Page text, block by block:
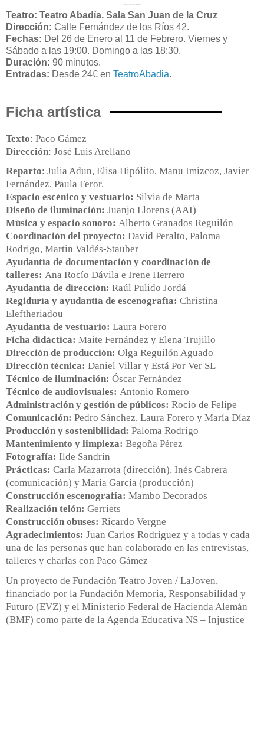
------
Teatro: Teatro Abadía. Sala San Juan de la Cruz
Dirección: Calle Fernández de los Ríos 42.
Fechas: Del 26 de Enero al 11 de Febrero. Viernes y
Sábado a las 19:00. Domingo a las 18:30.
Duración: 90 minutos.
Entradas: Desde 24€ en TeatroAbadia.
Ficha artística
Texto: Paco Gámez
Dirección: José Luis Arellano
Reparto: Julia Adun, Elisa Hipólito, Manu Imizcoz, Javier
Fernández, Paula Feror.
Espacio escénico y vestuario: Silvia de Marta
Diseño de iluminación: Juanjo Llorens (AAI)
Música y espacio sonoro: Alberto Granados Reguilón
Coordinación del proyecto: David Peralto, Paloma
Rodrigo, Martin Valdés-Stauber
Ayudantía de documentación y coordinación de
talleres: Ana Rocío Dávila e Irene Herrero
Ayudantía de dirección: Raúl Pulido Jordá
Regiduría y ayudantía de escenografía: Christina
Eleftheriadou
Ayudantía de vestuario: Laura Forero
Ficha didáctica: Maite Fernández y Elena Trujillo
Dirección de producción: Olga Reguilón Aguado
Dirección técnica: Daniel Villar y Está Por Ver SL
Técnico de iluminación: Óscar Fernández
Técnico de audiovisuales: Antonio Romero
Administración y gestión de públicos: Rocío de Felipe
Comunicación: Pedro Sánchez, Laura Forero y María Díaz
Producción y sostenibilidad: Paloma Rodrigo
Mantenimiento y limpieza: Begoña Pérez
Fotografía: Ilde Sandrin
Prácticas: Carla Mazarrota (dirección), Inés Cabrera
(comunicación) y María García (producción)
Construcción escenografía: Mambo Decorados
Realización telón: Gerriets
Construcción obuses: Ricardo Vergne
Agradecimientos: Juan Carlos Rodríguez y a todas y cada
una de las personas que han colaborado en las entrevistas,
talleres y charlas con Paco Gámez
Un proyecto de Fundación Teatro Joven / LaJoven,
financiado por la Fundación Memoria, Responsabilidad y
Futuro (EVZ) y el Ministerio Federal de Hacienda Alemán
(BMF) como parte de la Agenda Educativa NS – Injustice